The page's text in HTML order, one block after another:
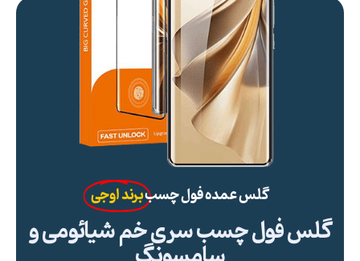
گلس عمده فول چسببرند اوجی
گلس فول چسب سری خم شیائومی و